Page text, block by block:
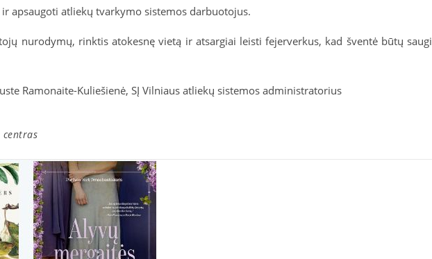
apsaugoti atliekų tvarkymo sistemos darbuotojus.
nurodymų, rinktis atokesnę vietą ir atsargiai leisti fejerverkus, kad šventė būtų saugi
Ramonaite-Kuliešienė, SĮ Vilniaus atliekų sistemos administratorius
centras